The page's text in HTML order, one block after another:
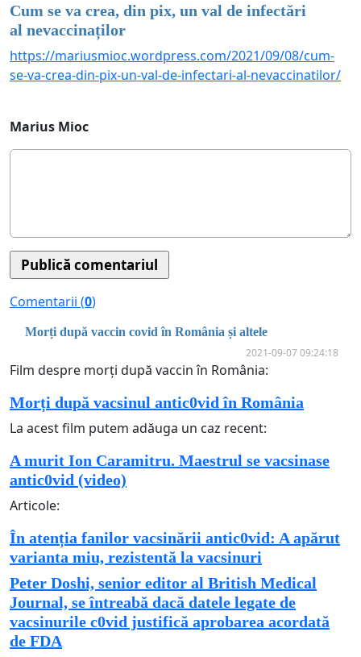
Cum se va crea, din pix, un val de infectări
al nevaccinaților
https://mariusmioc.wordpress.com/2021/09/08/cum-
se-va-crea-din-pix-un-val-de-infectari-al-nevaccinatilor/
Marius Mioc
Comentarii (0)
Morți după vaccin covid în România și altele
2021-09-07 09:24:18
Film despre morți după vaccin în România:
Morți după vacsinul antic0vid în România
La acest film putem adăuga un caz recent:
A murit Ion Caramitru. Maestrul se vacsinase
antic0vid (video)
Articole:
În atenția fanilor vacsinării antic0vid: A apărut
varianta miu, rezistentă la vacsinuri
Peter Doshi, senior editor al British Medical
Journal, se întreabă dacă datele legate de
vacsinurile c0vid justifică aprobarea acordată
de FDA